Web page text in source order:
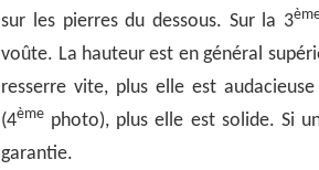
sur les pierres du dessous. Sur la 3
voûte. La hauteur est en général
resserre vite, plus elle est
(4ème photo), plus elle est solide. Si
garantie.